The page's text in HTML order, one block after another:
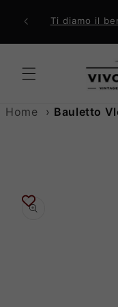
direttamente
ai contenuti
a 99€ Ti diamo il
Home › Bauletto